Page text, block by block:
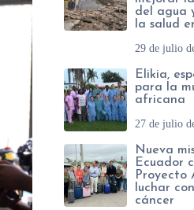
del agua
la salud
29 de julio
Elikia,
para la
africana
27 de julio
Nueva
Ecuador
Proyecto
luchar
cáncer